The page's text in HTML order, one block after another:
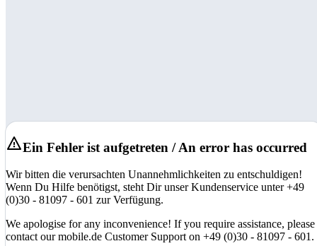
Ein Fehler ist aufgetreten / An error has occurred
Wir bitten die verursachten Unannehmlichkeiten zu entschuldigen!
Wenn Du Hilfe benötigst, steht Dir unser Kundenservice unter +49
(0)30 - 81097 - 601 zur Verfügung.
We apologise for any inconvenience! If you require assistance, please
contact our mobile.de Customer Support on +49 (0)30 - 81097 - 601.